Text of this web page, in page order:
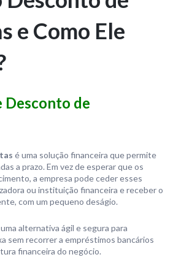
e Como Ele
Desconto de
é uma solução financeira que permite
a prazo. Em vez de esperar que os
a empresa pode ceder esses
ou instituição financeira e receber o
com um pequeno deságio.
alternativa ágil e segura para
sem recorrer a empréstimos bancários
financeira do negócio.